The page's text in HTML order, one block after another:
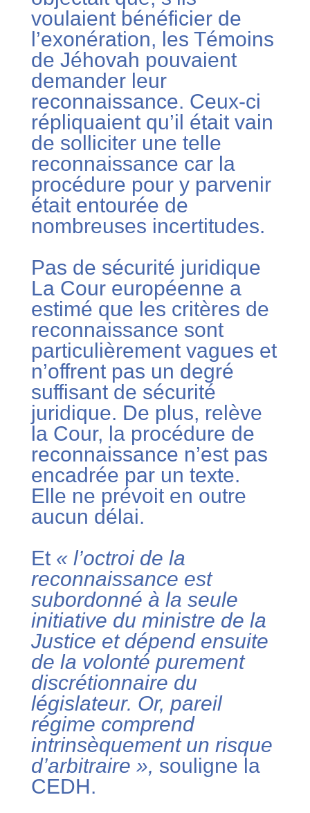
voulaient bénéficier de
l’exonération, les Témoins
de Jéhovah pouvaient
demander leur
reconnaissance. Ceux-ci
répliquaient qu’il était vain
de solliciter une telle
reconnaissance car la
procédure pour y parvenir
était entourée de
nombreuses incertitudes.
Pas de sécurité juridique
La Cour européenne a
estimé que les critères de
reconnaissance sont
particulièrement vagues et
n’offrent pas un degré
suffisant de sécurité
juridique. De plus, relève
la Cour, la procédure de
reconnaissance n’est pas
encadrée par un texte.
Elle ne prévoit en outre
aucun délai.
Et « l’octroi de la
reconnaissance est
subordonné à la seule
initiative du ministre de la
Justice et dépend ensuite
de la volonté purement
discrétionnaire du
législateur. Or, pareil
régime comprend
intrinsèquement un risque
d’arbitraire », souligne la
CEDH.